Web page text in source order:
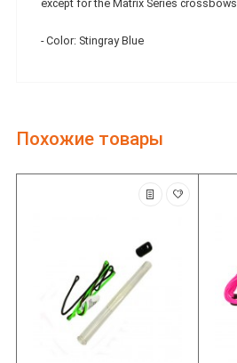
except for the Matrix Series crossbows.
- Color: Stingray Blue
Похожие товары